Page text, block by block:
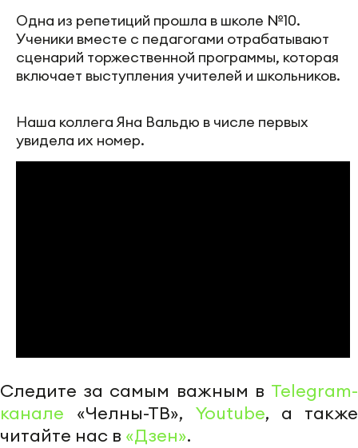
Одна из репетиций прошла в школе №10.
Ученики вместе с педагогами отрабатывают
сценарий торжественной программы, которая
включает выступления учителей и школьников.
Наша коллега Яна Вальдю в числе первых
увидела их номер.
Следите за самым важным в Telegram-
канале «Челны-ТВ», Youtube, а также
читайте нас в «Дзен».